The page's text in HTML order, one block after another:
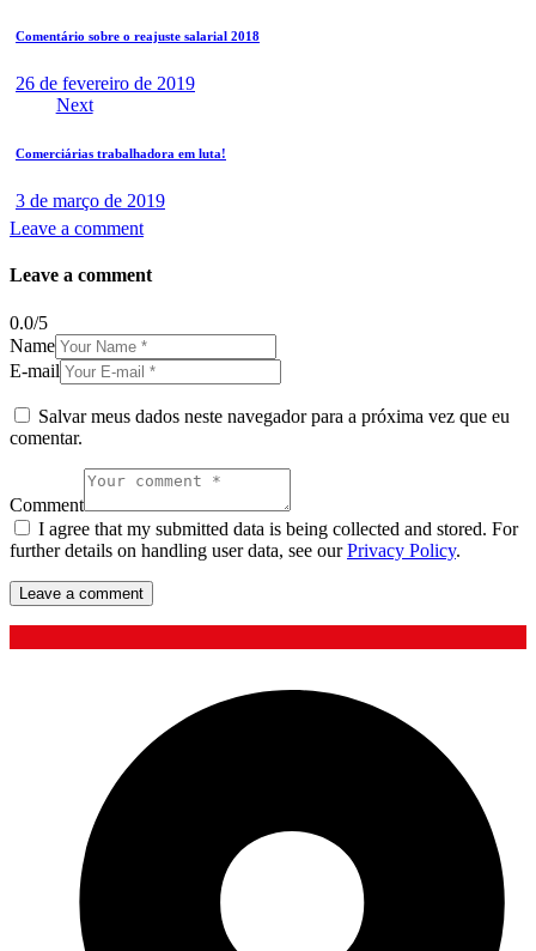
Comentário sobre o reajuste salarial 2018
26 de fevereiro de 2019
Next
Comerciárias trabalhadora em luta!
3 de março de 2019
Leave a comment
Leave a comment
0.0/5
Name
E-mail
Salvar meus dados neste navegador para a próxima vez que eu
comentar.
Comment
I agree that my submitted data is being collected and stored. For
further details on handling user data, see ourPrivacy Policy.